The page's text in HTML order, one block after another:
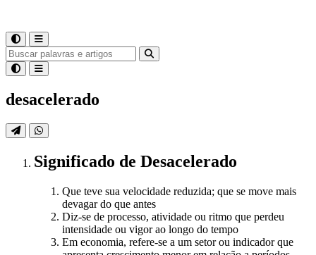
desacelerado
Significado de Desacelerado
Que teve sua velocidade reduzida; que se move mais
devagar do que antes
Diz-se de processo, atividade ou ritmo que perdeu
intensidade ou vigor ao longo do tempo
Em economia, refere-se a um setor ou indicador que